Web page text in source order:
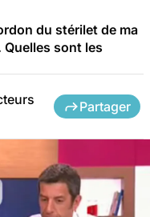
du stérilet de ma
Quelles sont les
Partager